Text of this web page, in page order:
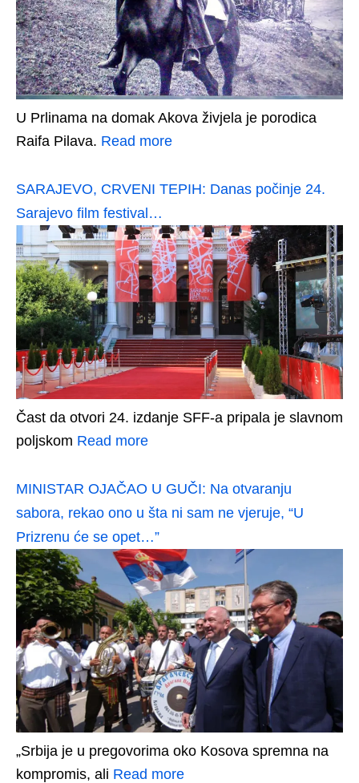
U Prlinama na domak Akova živjela je porodica
Raifa Pilava. Read more
SARAJEVO, CRVENI TEPIH: Danas počinje 24.
Sarajevo film festival…
Čast da otvori 24. izdanje SFF-a pripala je slavnom
poljskom Read more
MINISTAR OJAČAO U GUČI: Na otvaranju
sabora, rekao ono u šta ni sam ne vjeruje, “U
Prizrenu će se opet…”
„Srbija je u pregovorima oko Kosova spremna na
kompromis, ali Read more